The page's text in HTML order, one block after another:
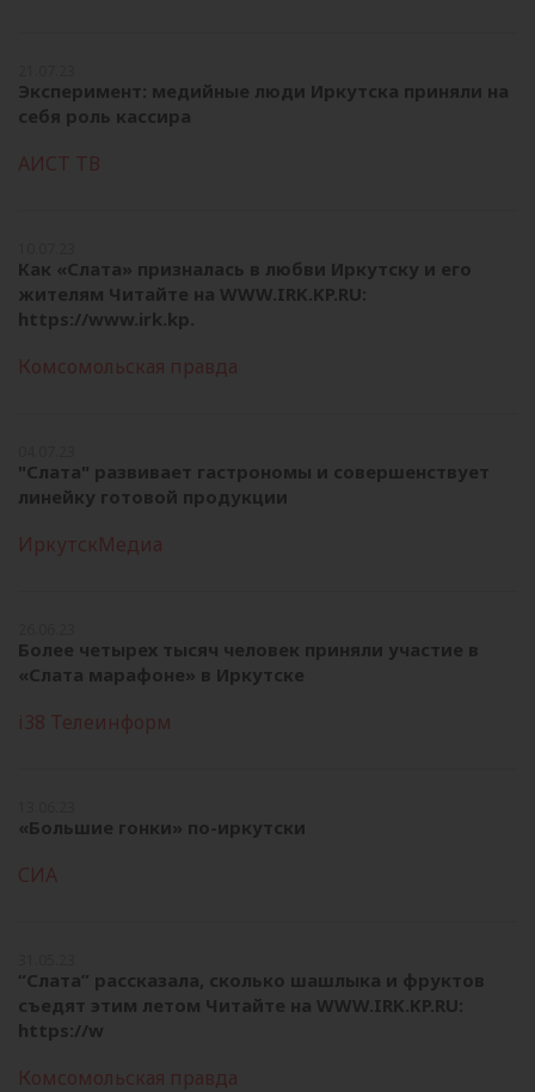
Эксперимент: медийные люди Иркутска приняли на
себя роль кассира
АИСТ ТВ
Как «Слата» призналась в любви Иркутску и его
жителям Читайте на WWW.IRK.KP.RU:
https://www.irk.kp.
Комсомольская правда
"Слата" развивает гастрономы и совершенствует
линейку готовой продукции
ИркутскМедиа
Более четырех тысяч человек приняли участие в
«Слата марафоне» в Иркутске
i38 Телеинформ
«Большие гонки» по-иркутски
СИА
“Слата” рассказала, сколько шашлыка и фруктов
съедят этим летом Читайте на WWW.IRK.KP.RU:
https://w
Комсомольская правда